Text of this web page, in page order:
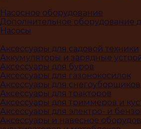
Насосное оборудование
Дополнительное оборудование
Насосы
Аксессуары для садовой техники
Аккумуляторы и зарядные
Аксессуары для буров
Аксессуары для газонокосилок
Аксессуары для снегоуборщиков
Аксессуары для тракторов
Аксессуары для триммеров и
Аксессуары для электро- и
Аксессуары и навесное